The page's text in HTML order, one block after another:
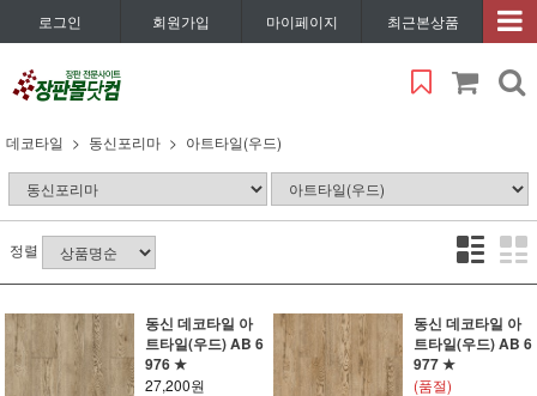
로그인 회원가입 마이페이지 최근본상품
데코타일 동신포리마 아트타일(우드)
정렬
동신 데코타일 아
트타일(우드) AB 6
976 ★
27,200원
동신 데코타일 아
트타일(우드) AB 6
977 ★
(품절)